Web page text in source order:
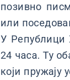
позивно
или
У Републици
24 часа. Ту
који пружају